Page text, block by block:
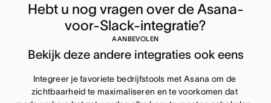
Hebt u nog vragen over de Asana-
voor-Slack-integratie?
AANBEVOLEN
Bekijk deze andere integraties ook eens
Integreer je favoriete bedrijfstools met Asana om de
zichtbaarheid te maximaliseren en te voorkomen dat